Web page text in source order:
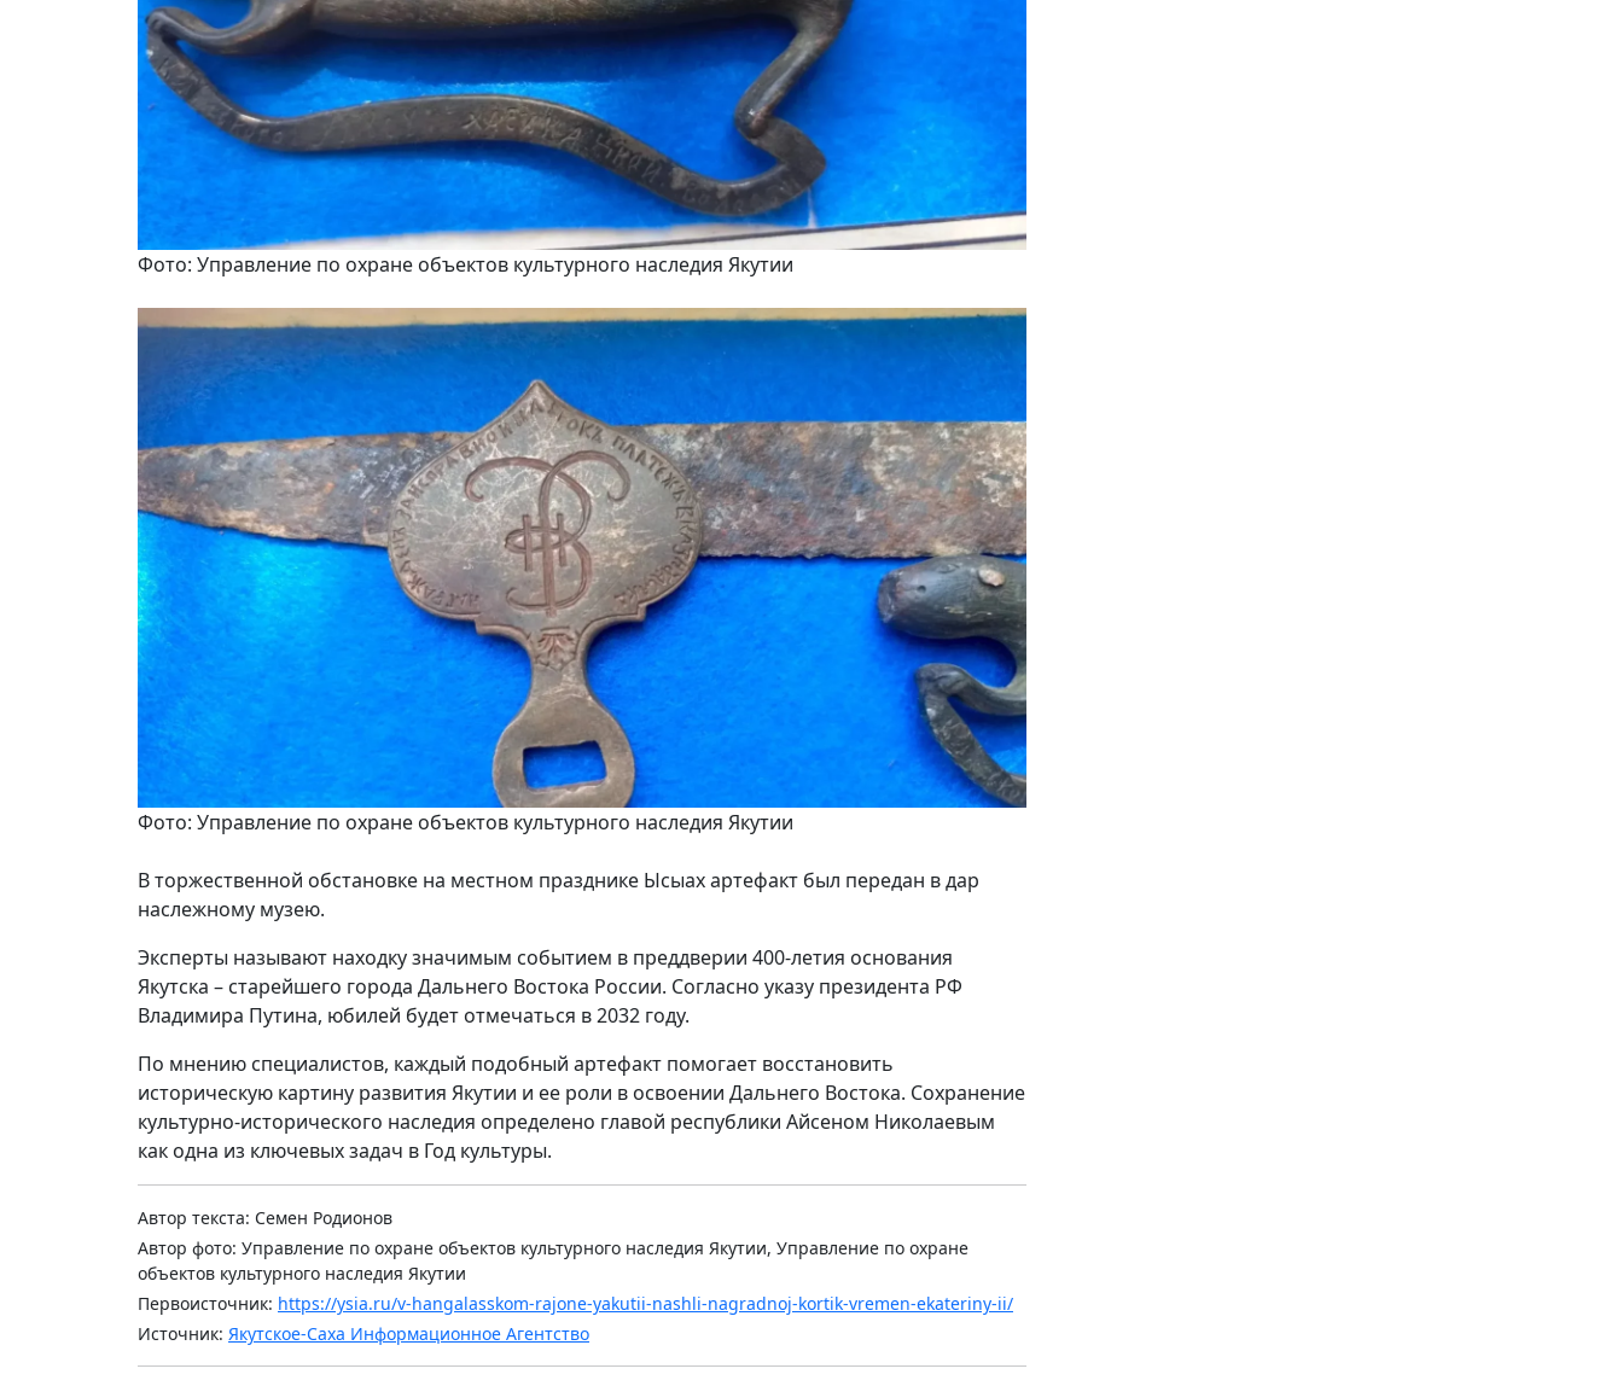
Фото: Управление по охране объектов культурного наследия Якутии
Фото: Управление по охране объектов культурного наследия Якутии
В торжественной обстановке на местном празднике Ысыах артефакт был передан в дар
наслежному музею.
Эксперты называют находку значимым событием в преддверии 400-летия основания
Якутска – старейшего города Дальнего Востока России. Согласно указу президента РФ
Владимира Путина, юбилей будет отмечаться в 2032 году.
По мнению специалистов, каждый подобный артефакт помогает восстановить
историческую картину развития Якутии и ее роли в освоении Дальнего Востока. Сохранение
культурно-исторического наследия определено главой республики Айсеном Николаевым
как одна из ключевых задач в Год культуры.
Автор текста: Семен Родионов
Автор фото: Управление по охране объектов культурного наследия Якутии, Управление по охране
объектов культурного наследия Якутии
Первоисточник: https://ysia.ru/v-hangalasskom-rajone-yakutii-nashli-nagradnoj-kortik-vremen-ekateriny-ii/
Источник: Якутское-Саха Информационное Агентство